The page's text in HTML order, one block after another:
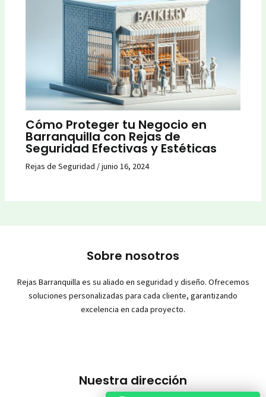
Cómo Proteger tu Negocio en
Barranquilla con Rejas de
Seguridad Efectivas y Estéticas
Rejas de Seguridad /junio 16, 2024
Sobre nosotros
Rejas Barranquilla es su aliado en seguridad y diseño. Ofrecemos
soluciones personalizadas para cada cliente, garantizando
excelencia en cada proyecto.
Nuestra dirección